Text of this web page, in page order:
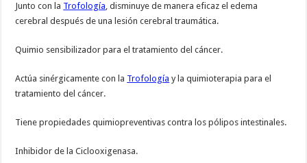
Junto con la Trofología, disminuye de manera eficaz el edema
cerebral después de una lesión cerebral traumática.
Quimio sensibilizador para el tratamiento del cáncer.
Actúa sinérgicamente con la Trofología y la quimioterapia para el
tratamiento del cáncer.
Tiene propiedades quimiopreventivas contra los pólipos intestinales.
Inhibidor de la Ciclooxigenasa.